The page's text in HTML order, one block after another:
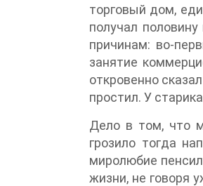
торговый дом,
получал
причинам: во-
занятие
откровенно
простил. У
Дело в том, что
грозило тогда
миролюбие
жизни, не говоря